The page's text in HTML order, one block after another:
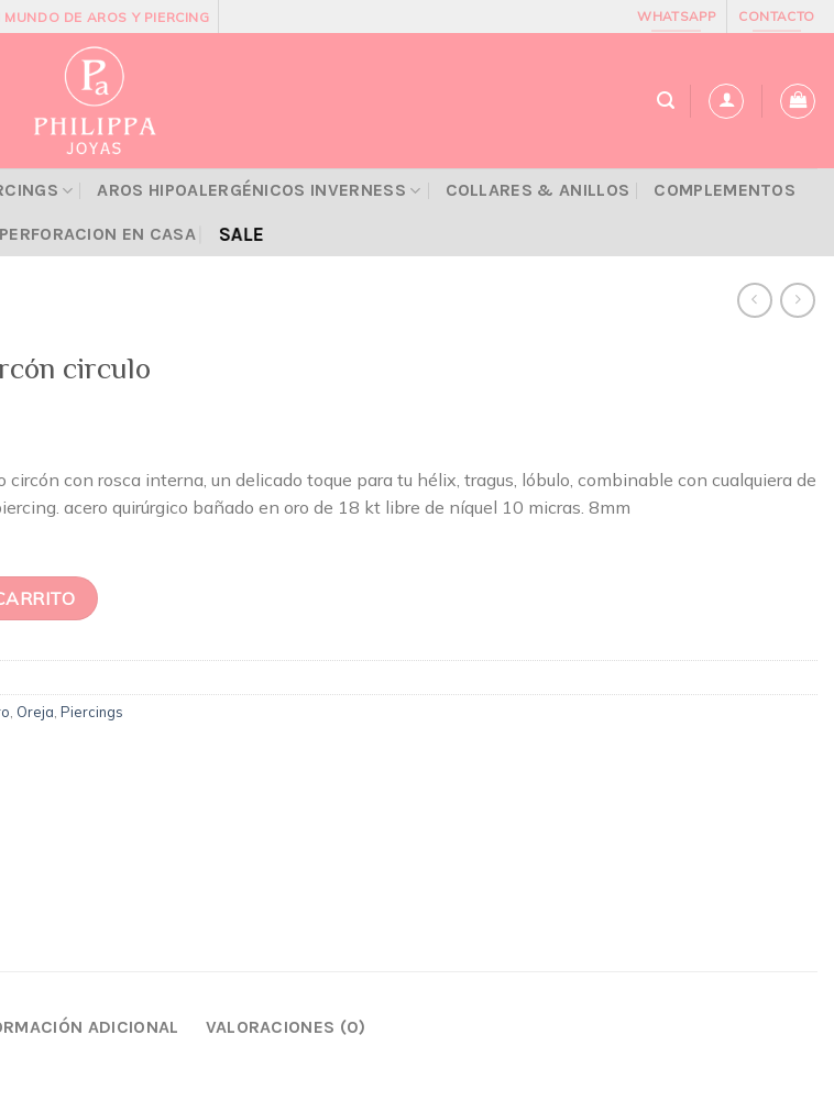
MUNDO DE AROS Y PIERCING WHATSAPP CONTACTO
AROS HIPOALERGÉNICOS INVERNESS COLLARES & ANILLOS COMPLEMENTOS
EN CASA SALE
circulo
circón con rosca interna, un delicado toque para tu hélix, tragus, lóbulo, combinable con cualquiera de
acero quirúrgico bañado en oro de 18 kt libre de níquel 10 micras. 8mm
, Oreja, Piercings
ADICIONAL VALORACIONES (0)